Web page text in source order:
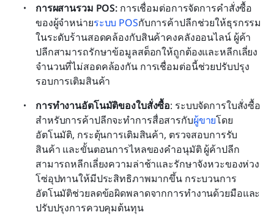
การผสานรวม POS: การเชื่อมต่อการจัดการคำสั่งซื้อ
ของผู้จำหน่ายระบบ POSกับการค้าปลีกช่วยให้ธุรกรรม
ในระดับร้านสอดคล้องกับสินค้าคงคลังออนไลน์ ผู้ค้า
ปลีกสามารถรักษาข้อมูลสต็อกให้ถูกต้องและหลีกเลี่ยง
จำนวนที่ไม่สอดคล้องกัน การเชื่อมต่อนี้ช่วยปรับปรุง
รอบการเติมสินค้า
การทำงานอัตโนมัติของใบสั่งซื้อ: ระบบจัดการใบสั่งซื้อ
สำหรับการค้าปลีกจะทำการสื่อสารกับผู้ขายโดย
อัตโนมัติ, กระตุ้นการเติมสินค้า, ตรวจสอบการรับ
สินค้า และขั้นตอนการไหลของคำอนุมัติ ผู้ค้าปลีก
สามารถหลีกเลี่ยงความล่าช้าและรักษาจังหวะของห่วง
โซ่อุปทานให้มีประสิทธิภาพมากขึ้น กระบวนการ
อัตโนมัติช่วยลดข้อผิดพลาดจากการทำงานด้วยมือและ
ปรับปรุงการควบคุมต้นทุน